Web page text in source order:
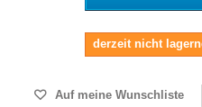
derzeit nicht
Auf meine Wunschliste